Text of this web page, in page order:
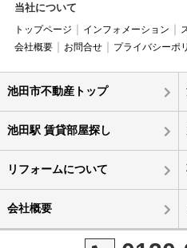
当社について
トップページ インフォメーション
会社概要
お問合せ プライバシーポ
池田市不動産トップ
池田駅 賃貸部屋探し
リフォームについて
会社概要